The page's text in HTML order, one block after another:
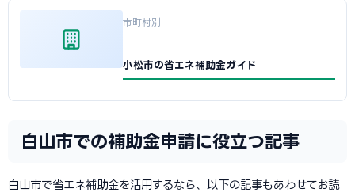
市町村別
小松市の省エネ補助金ガイド
白山市での補助金申請に役立つ記事
白山市で省エネ補助金を活用するなら、以下の記事もあわせてお読